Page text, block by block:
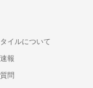
イルについて
報
問